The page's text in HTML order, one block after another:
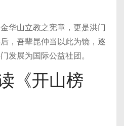
华山立教之宪章，更是洪门
，吾辈昆仲当以此为镜，逐
发展为国际公益社团。
《开山榜